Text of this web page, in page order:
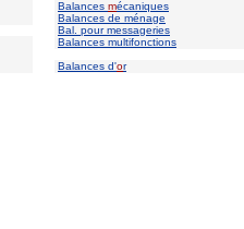
Balances mécaniques
Balances de ménage
Bal. pour messageries
Balances multifonctions
Balances d'or